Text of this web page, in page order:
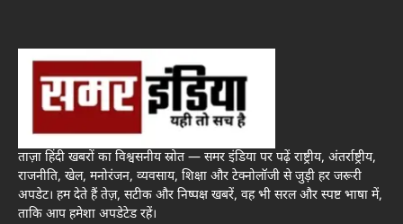
ताज़ा हिंदी खबरों का विश्वसनीय स्रोत — समर इंडिया पर पढ़ें राष्ट्रीय, अंतर्राष्ट्रीय,
राजनीति, खेल, मनोरंजन, व्यवसाय, शिक्षा और टेक्नोलॉजी से जुड़ी हर जरूरी
अपडेट। हम देते हैं तेज़, सटीक और निष्पक्ष खबरें, वह भी सरल और स्पष्ट भाषा में,
ताकि आप हमेशा अपडेटेड रहें।